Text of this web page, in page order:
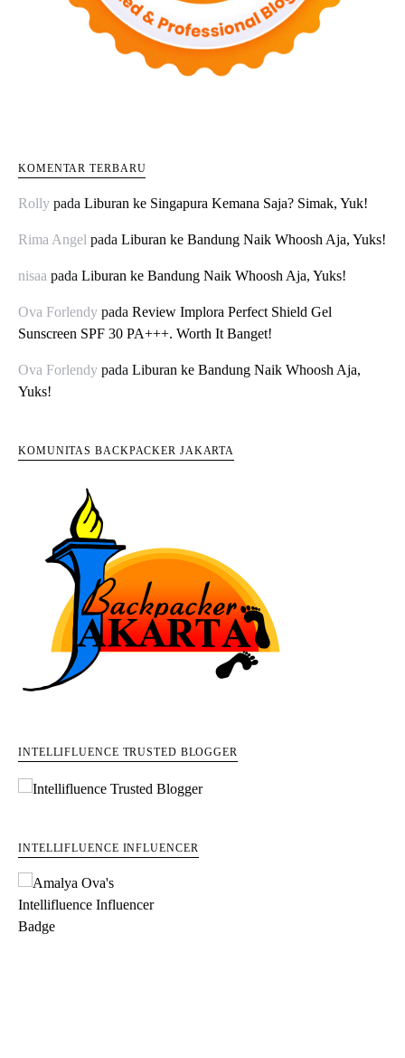
KOMENTAR TERBARU
Rolly pada Liburan ke Singapura Kemana Saja? Simak, Yuk!
Rima Angel pada Liburan ke Bandung Naik Whoosh Aja, Yuks!
nisaa pada Liburan ke Bandung Naik Whoosh Aja, Yuks!
Ova Forlendy pada Review Implora Perfect Shield Gel
Sunscreen SPF 30 PA+++. Worth It Banget!
Ova Forlendy pada Liburan ke Bandung Naik Whoosh Aja,
Yuks!
KOMUNITAS BACKPACKER JAKARTA
INTELLIFLUENCE TRUSTED BLOGGER
INTELLIFLUENCE INFLUENCER